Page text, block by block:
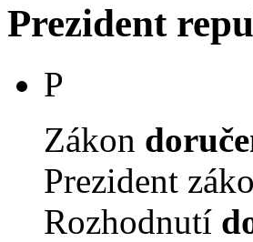
Prezident
P
Zákon
Prezident
Rozhodnutí